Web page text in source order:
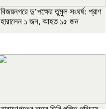
বিজয়নগরে দু’পক্ষের তুমুল সংঘর্ষ: প্রাণ
হারালেন ১ জন, আহত ১৫ জন